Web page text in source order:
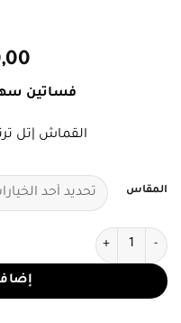
فساتين
القماش |تل
المقاس
كمية فستان سهرة زيتي